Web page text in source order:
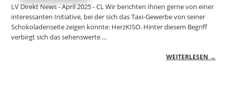
LV Direkt News - April 2025 - CL Wir berichten Ihnen gerne von einer
interessanten Initiative, bei der sich das Taxi-Gewerbe von seiner
Schokoladenseite zeigen konnte: HerzKISO. Hinter diesem Begriff
verbirgt sich das sehenswerte …
WEITERLESEN →